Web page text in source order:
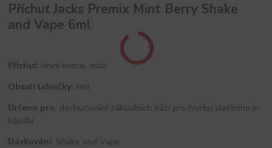
Příchuť Jacks Premix Mint Berry Shake
and Vape 6ml
Příchuť: lesní ovoce, máta
Obsah lahvičky: 6ml
Určeno pro: dochucování základních bází pro tvorbu vlastního e-
liquidu
Dávkování: Shake and Vape